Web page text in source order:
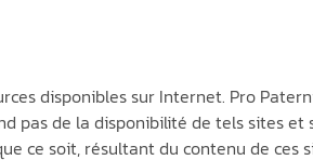
disponibles sur Internet. Pro
pas de la disponibilité de tels sites et
ce soit, résultant du contenu de ces